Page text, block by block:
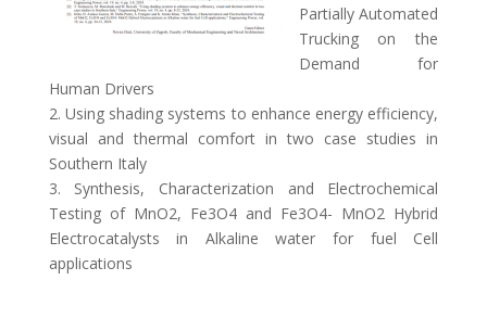
Partially Automated
Trucking on the
Demand for
Human Drivers
2. Using shading systems to enhance energy efficiency,
visual and thermal comfort in two case studies in
Southern Italy
3. Synthesis, Characterization and Electrochemical
Testing of MnO2, Fe3O4 and Fe3O4- MnO2 Hybrid
Electrocatalysts in Alkaline water for fuel Cell
applications